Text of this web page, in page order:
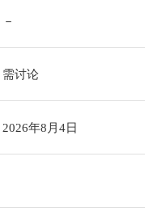
－
需讨论
2026年8月4日